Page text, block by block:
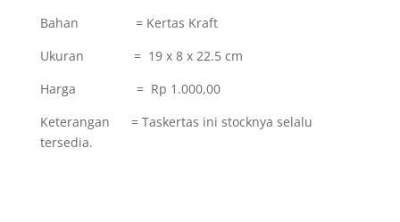
Bahan = Kertas Kraft
Ukuran = 19 x 8 x 22.5 cm
Harga = Rp 1.000,00
Keterangan = Taskertas ini stocknya selalu
tersedia.